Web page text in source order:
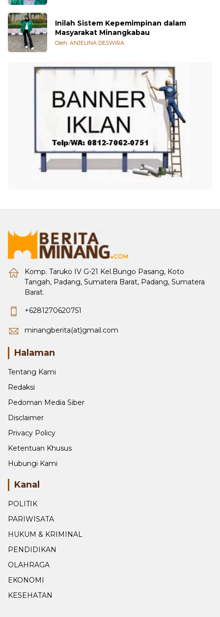
Inilah Sistem Kepemimpinan dalam
Masyarakat Minangkabau
Oleh: ANJELINA DESWIRA
Komp. Taruko IV G-21 Kel.Bungo Pasang, Koto
Tangah, Padang, Sumatera Barat, Padang, Sumatera
Barat.
+6281270620751
minangberita(at)gmail.com
Halaman
Tentang Kami
Redaksi
Pedoman Media Siber
Disclaimer
Privacy Policy
Ketentuan Khusus
Hubungi Kami
Kanal
POLITIK
PARIWISATA
HUKUM & KRIMINAL
PENDIDIKAN
OLAHRAGA
EKONOMI
KESEHATAN